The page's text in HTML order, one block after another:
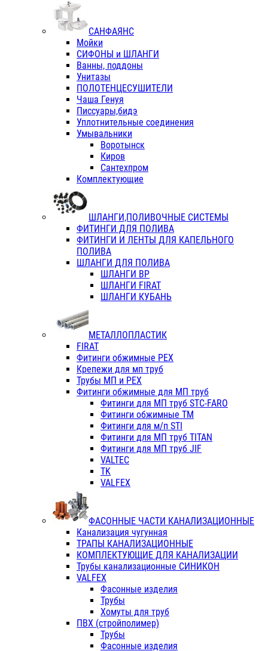
САНФАЯНС
Мойки
СИФОНЫ и ШЛАНГИ
Ванны, поддоны
Унитазы
ПОЛОТЕНЦЕСУШИТЕЛИ
Чаша Генуя
Писсуары,бидэ
Уплотнительные соединения
Умывальники
Воротынск
Киров
Сантехпром
Комплектующие
ШЛАНГИ,ПОЛИВОЧНЫЕ СИСТЕМЫ
ФИТИНГИ ДЛЯ ПОЛИВА
ФИТИНГИ И ЛЕНТЫ ДЛЯ КАПЕЛЬНОГО
ПОЛИВА
ШЛАНГИ ДЛЯ ПОЛИВА
ШЛАНГИ ВР
ШЛАНГИ FIRAT
ШЛАНГИ КУБАНЬ
МЕТАЛЛОПЛАСТИК
FIRAT
Фитинги обжимные PEX
Крепежи для мп труб
Трубы МП и PEX
Фитинги обжимные для МП труб
Фитинги для МП труб STC-FARO
Фитинги обжимные ТМ
Фитинги для м/п STI
Фитинги для МП труб TITAN
Фитинги для МП труб JIF
VALTEC
TK
VALFEX
ФАСОННЫЕ ЧАСТИ КАНАЛИЗАЦИОННЫЕ
Канализация чугунная
ТРАПЫ КАНАЛИЗАЦИОННЫЕ
КОМПЛЕКТУЮЩИЕ ДЛЯ КАНАЛИЗАЦИИ
Трубы канализационные СИНИКОН
VALFEX
Фасонные изделия
Трубы
Хомуты для труб
ПВХ (стройполимер)
Трубы
Фасонные изделия